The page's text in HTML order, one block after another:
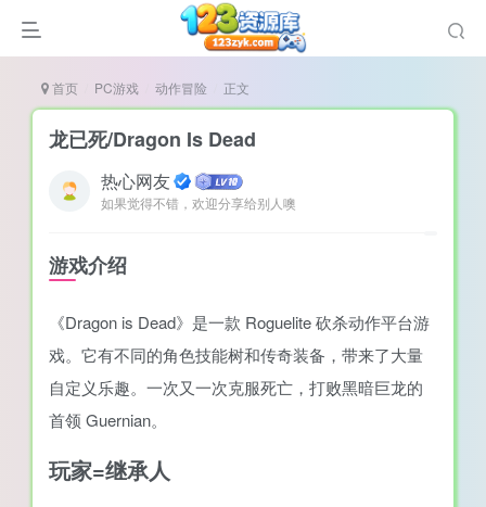
（摸鱼游戏）
首页 PC游戏 动作冒险 正文
龙已死/Dragon Is Dead
热心网友
如果觉得不错，欢迎分享给别人噢
游戏介绍
《Dragon is Dead》是一款 Roguelite 砍杀动作平台游
戏。它有不同的角色技能树和传奇装备，带来了大量
自定义乐趣。一次又一次克服死亡，打败黑暗巨龙的
首领 Guernian。
玩家=继承人